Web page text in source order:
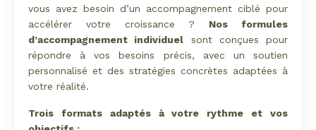
vous avez besoin d’un accompagnement ciblé pour
accélérer votre croissance ? Nos formules
d’accompagnement individuel sont conçues pour
répondre à vos besoins précis, avec un soutien
personnalisé et des stratégies concrètes adaptées à
votre réalité.
Trois formats adaptés à votre rythme et vos